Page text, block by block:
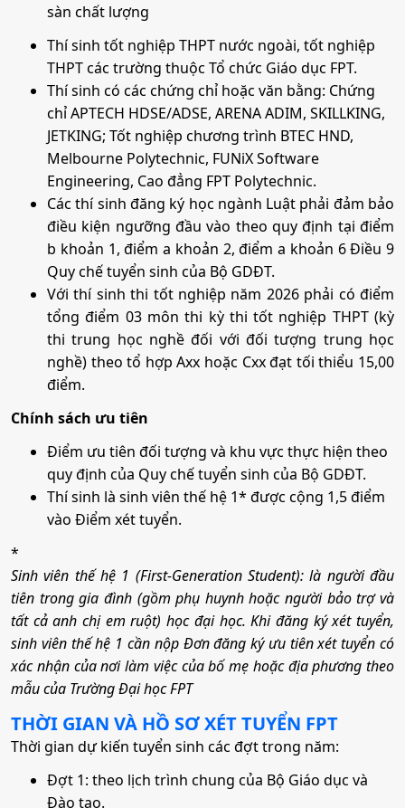
sàn chất lượng
Thí sinh tốt nghiệp THPT nước ngoài, tốt nghiệp
THPT các trường thuộc Tổ chức Giáo dục FPT.
Thí sinh có các chứng chỉ hoặc văn bằng: Chứng
chỉ APTECH HDSE/ADSE, ARENA ADIM, SKILLKING,
JETKING; Tốt nghiệp chương trình BTEC HND,
Melbourne Polytechnic, FUNiX Software
Engineering, Cao đẳng FPT Polytechnic.
Các thí sinh đăng ký học ngành Luật phải đảm bảo
điều kiện ngưỡng đầu vào theo quy định tại điểm
b khoản 1, điểm a khoản 2, điểm a khoản 6 Điều 9
Quy chế tuyển sinh của Bộ GDĐT.
Với thí sinh thi tốt nghiệp năm 2026 phải có điểm
tổng điểm 03 môn thi kỳ thi tốt nghiệp THPT (kỳ
thi trung học nghề đối với đối tượng trung học
nghề) theo tổ hợp Axx hoặc Cxx đạt tối thiểu 15,00
điểm.
Chính sách ưu tiên
Điểm ưu tiên đối tượng và khu vực thực hiện theo
quy định của Quy chế tuyển sinh của Bộ GDĐT.
Thí sinh là sinh viên thế hệ 1* được cộng 1,5 điểm
vào Điểm xét tuyển.
*
Sinh viên thế hệ 1 (First-Generation Student): là người đầu
tiên trong gia đình (gồm phụ huynh hoặc người bảo trợ và
tất cả anh chị em ruột) học đại học. Khi đăng ký xét tuyển,
sinh viên thế hệ 1 cần nộp Đơn đăng ký ưu tiên xét tuyển có
xác nhận của nơi làm việc của bố mẹ hoặc địa phương theo
mẫu của Trường Đại học FPT
THỜI GIAN VÀ HỒ SƠ XÉT TUYỂN FPT
Thời gian dự kiến tuyển sinh các đợt trong năm:
Đợt 1: theo lịch trình chung của Bộ Giáo dục và
Đào tạo.